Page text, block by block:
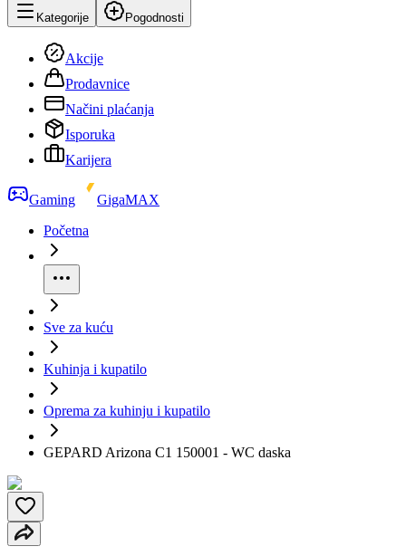
Kategorije Pogodnosti
Akcije
Prodavnice
Načini plaćanja
Isporuka
Karijera
Gaming
GigaMAX
Početna
Sve za kuću
Kuhinja i kupatilo
Oprema za kuhinju i kupatilo
GEPARD Arizona C1 150001 - WC daska